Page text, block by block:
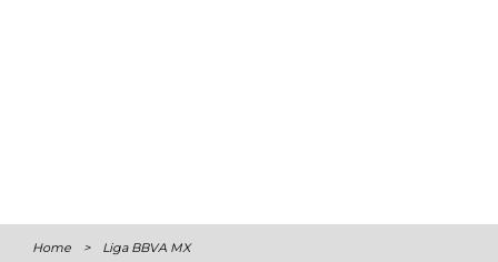
Home > Liga BBVA MX